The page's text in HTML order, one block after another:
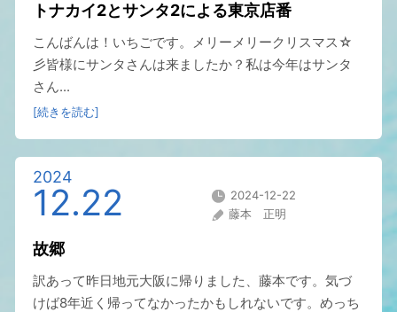
トナカイ2とサンタ2による東京店番
こんばんは！いちごです。メリーメリークリスマス☆
彡皆様にサンタさんは来ましたか？私は今年はサンタ
さん...
[続きを読む]
2024
12.22
2024-12-22
藤本 正明
故郷
訳あって昨日地元大阪に帰りました、藤本です。気づ
けば8年近く帰ってなかったかもしれないです。めっち